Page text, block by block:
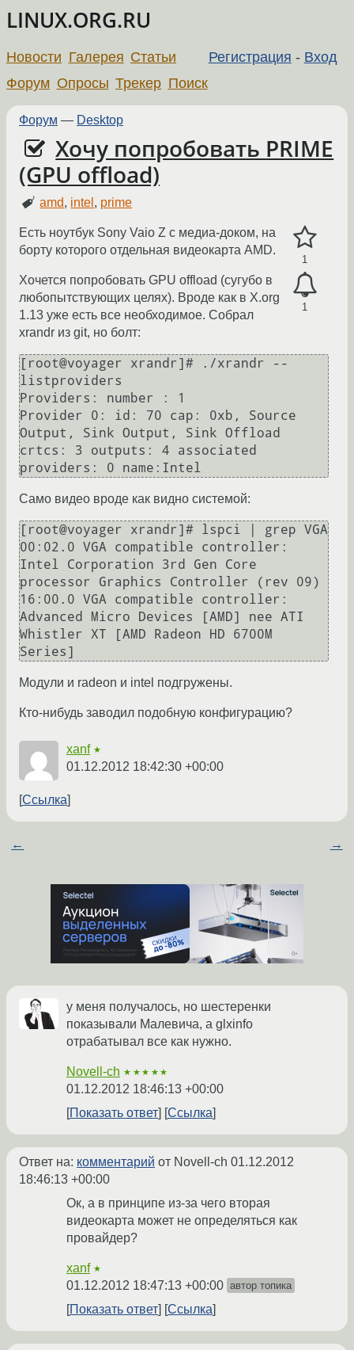
LINUX.ORG.RU
Регистрация - Вход
Новости Галерея Статьи
Форум Опросы Трекер Поиск
Форум — Desktop
Хочу попробовать PRIME
(GPU offload)
amd, intel , prime
1
1
Есть ноутбук Sony Vaio Z с медиа-доком, на
борту которого отдельная видеокарта AMD.
Хочется попробовать GPU offload (сугубо в
любопытствующих целях). Вроде как в X.org
1.13 уже есть все необходимое. Собрал
xrandr из git, но болт:
[root@voyager xrandr]# ./xrandr --
listproviders
Providers: number : 1
Provider 0: id: 70 cap: 0xb, Source
Output, Sink Output, Sink Offload
crtcs: 3 outputs: 4 associated
Само видео вроде как видно системой:
[root@voyager xrandr]# lspci | grep VGA
00:02.0 VGA compatible controller:
Intel Corporation 3rd Gen Core
processor Graphics Controller (rev 09)
16:00.0 VGA compatible controller:
Advanced Micro Devices [AMD] nee ATI
Whistler XT [AMD Radeon HD 6700M
Модули и radeon и intel подгружены.
Кто-нибудь заводил подобную конфигурацию?
xanf ★
01.12.2012 18:42:30 +00:00
Ссылка
← →
у меня получалось, но шестеренки
показывали Малевича, а glxinfo
отрабатывал все как нужно.
Novell-ch ★★★★★
01.12.2012 18:46:13 +00:00
Показать ответ
Ссылка
Ответ на: комментарий от Novell-ch 01.12.2012
18:46:13 +00:00
Ок, а в принципе из-за чего вторая
видеокарта может не определяться как
провайдер?
xanf ★
01.12.2012 18:47:13 +00:00 автор топика
Показать ответ Ссылка